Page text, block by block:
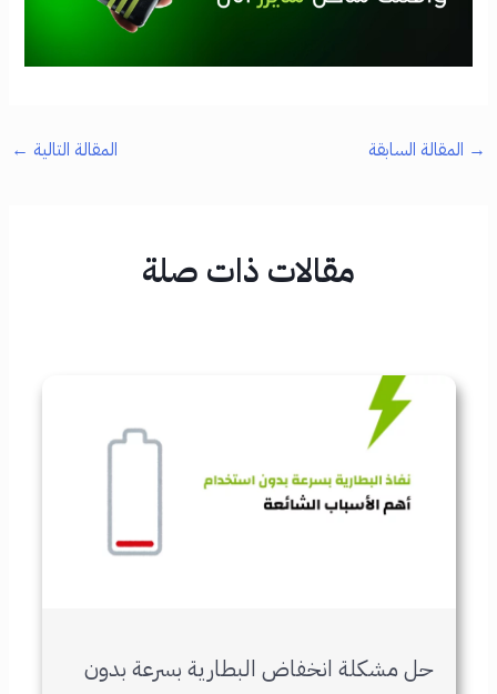
→ المقالة السابقة المقالة التالية ←
مقالات ذات صلة
حل مشكلة انخفاض البطارية بسرعة بدون